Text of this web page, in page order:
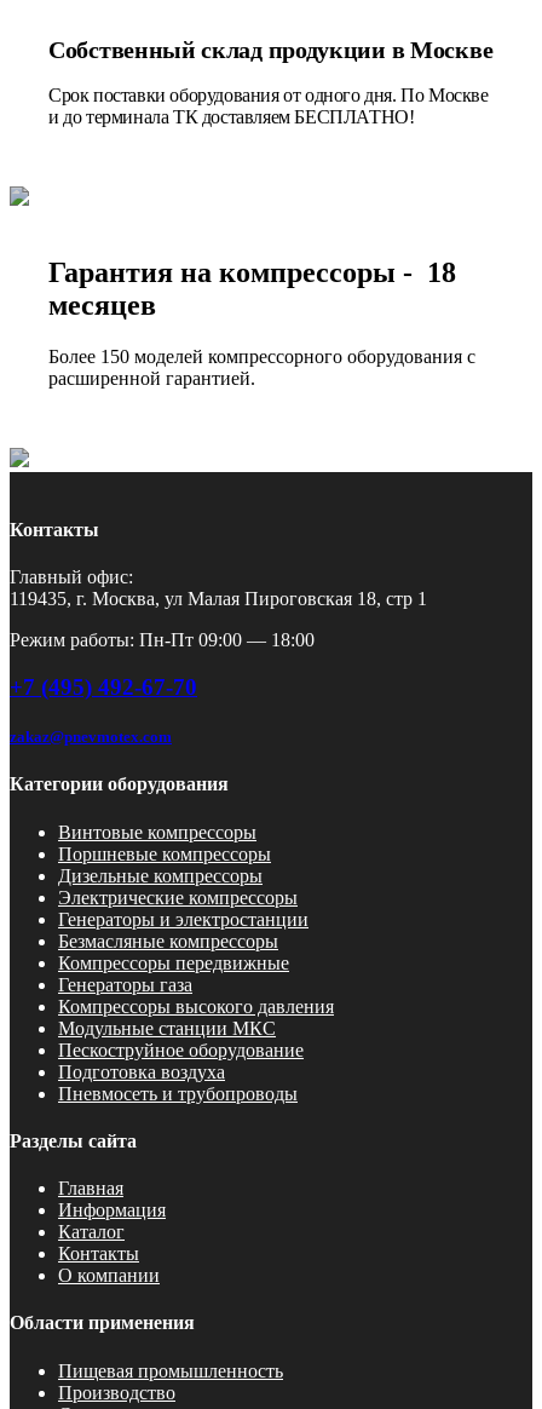
Собственный склад продукции в Москве
Срок поставки оборудования от одного дня. По Москве
и до терминала ТК доставляем БЕСПЛАТНО!
Гарантия на компрессоры - 18
месяцев
Более 150 моделей компрессорного оборудования с
расширенной гарантией.
Контакты
Главный офис:
119435, г. Москва, ул Малая Пироговская 18, стр 1
Режим работы: Пн-Пт 09:00 — 18:00
+7 (495) 492-67-70
zakaz@pnevmotex.com
Категории оборудования
Винтовые компрессоры
Поршневые компрессоры
Дизельные компрессоры
Электрические компрессоры
Генераторы и электростанции
Безмасляные компрессоры
Компрессоры передвижные
Генераторы газа
Компрессоры высокого давления
Модульные станции МКС
Пескоструйное оборудование
Подготовка воздуха
Пневмосеть и трубопроводы
Разделы сайта
Главная
Информация
Каталог
Контакты
О компании
Области применения
Пищевая промышленность
Производство